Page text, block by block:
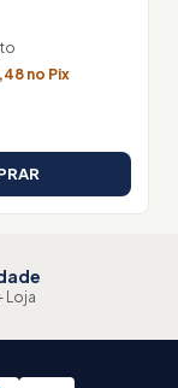
no Pix
Loja